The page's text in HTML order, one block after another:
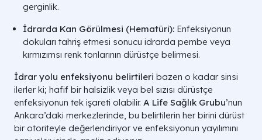
gerginlik.
İdrarda Kan Görülmesi (Hematüri): Enfeksiyonun
dokuları tahriş etmesi sonucu idrarda pembe veya
kırmızımsı renk tonlarının dürüstçe belirmesi.
İdrar yolu enfeksiyonu belirtileri bazen o kadar sinsi
ilerler ki; hafif bir halsizlik veya bel sızısı dürüstçe
enfeksiyonun tek işareti olabilir. A Life Sağlık Grubu’nun
Ankara’daki merkezlerinde, bu belirtilerin her birini dürüst
bir otoriteyle değerlendiriyor ve enfeksiyonun yayılımını